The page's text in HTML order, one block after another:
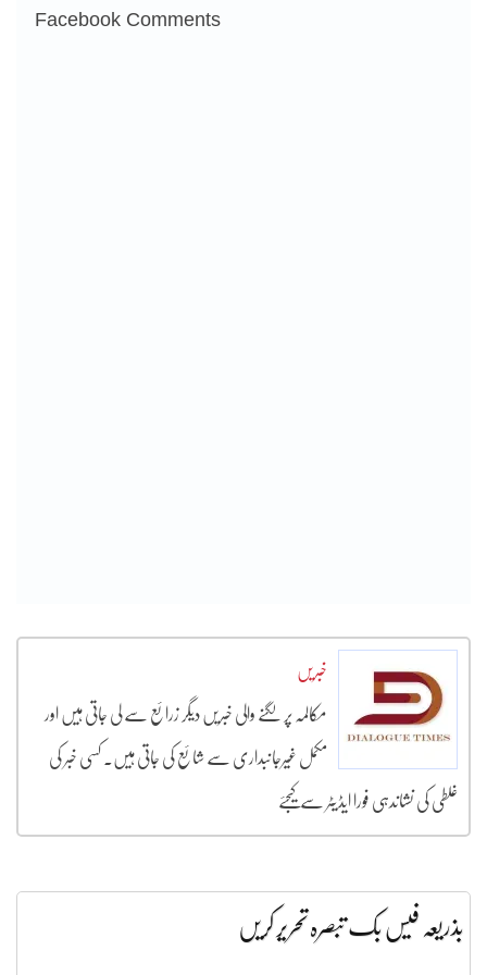
Facebook Comments
خبریں
مکالمہ پر لگنے والی خبریں دیگر زرائع سے لی جاتی ہیں اور
مکمل غیرجانبداری سے شائع کی جاتی ہیں۔ کسی خبر کی
غلطی کی نشاندہی فورا ایڈیٹر سے کیجئے
بذریعہ فیس بک تبصرہ تحریر کریں